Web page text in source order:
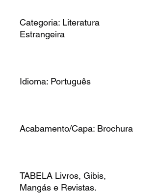
Categoria: Literatura
Estrangeira
Idioma: Português
Acabamento/Capa: Brochura
TABELA Livros, Gibis,
Mangás e Revistas.